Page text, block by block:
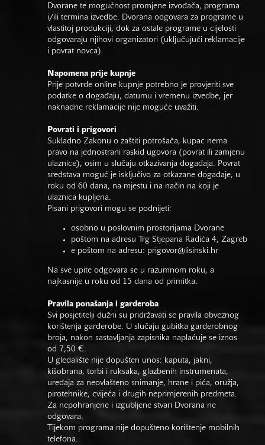
Dvorane te mogućnost promjene izvođača, programa
i/ili termina izvedbe. Dvorana odgovara za programe u
vlastitoj produkciji, dok za ostale programe u cijelosti
odgovaraju njihovi organizatori (uključujući reklamacije
i povrat novca).
Napomena prije kupnje
Prije potvrde online kupnje potrebno je provjeriti sve
podatke o događaju, datumu i vremenu izvedbe, jer
naknadne reklamacije nije moguće uvažiti.
Povrati i prigovori
Sukladno Zakonu o zaštiti potrošača, kupac nema
pravo na jednostrani raskid ugovora (povrat ili zamjenu
ulaznice), osim u slučaju otkazivanja događaja. Povrat
sredstava moguć je isključivo za otkazane događaje, u
roku od 60 dana, na mjestu i na način na koji je
ulaznica kupljena.
Pisani prigovori mogu se podnijeti:
osobno u poslovnim prostorijama Dvorane
poštom na adresu Trg Stjepana Radića 4, Zagreb
e-poštom na adresu: prigovor@lisinski.hr
Na sve upite odgovara se u razumnom roku, a
najkasnije u roku od 15 dana od primitka.
Pravila ponašanja i garderoba
Svi posjetitelji dužni su pridržavati se pravila obveznog
korištenja garderobe. U slučaju gubitka garderobnog
broja, nakon sastavljanja zapisnika naplaćuje se iznos
od 7,50 €.
U gledalište nije dopušten unos: kaputa, jakni,
kišobrana, torbi i ruksaka, glazbenih instrumenata,
uređaja za neovlašteno snimanje, hrane i pića, oružja,
pirotehnike, cvijeća i drugih neprimjerenih predmeta.
Za nepohranjene i izgubljene stvari Dvorana ne
odgovara.
Tijekom programa nije dopušteno korištenje mobilnih
telefona.